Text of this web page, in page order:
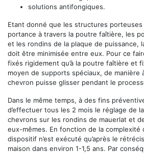
solutions antifongiques.
Etant donné que les structures
portance à travers la poutre faîtière, les
et les rondins de la plaque de puissance,
doit être minimisée entre eux. Pour ce
fixés rigidement qu’à la poutre faîtière et
moyen de supports spéciaux, de manière
chevron puisse glisser pendant le
Dans le même temps, à des fins
d’effectuer tous les 2 mois le réglage de
chevrons sur les rondins de mauerlat et
eux-mêmes. En fonction de la complexité
dispositif n’est exécuté qu’après le
maison dans environ 1-1,5 ans. Par